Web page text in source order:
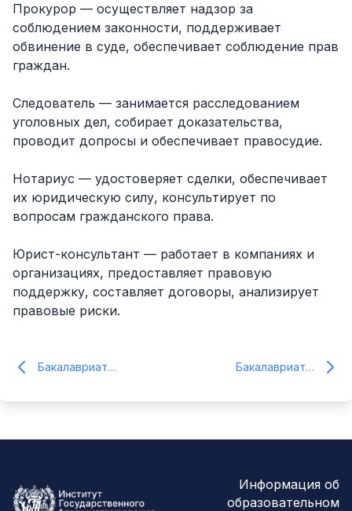
Прокурор — осуществляет надзор за
соблюдением законности, поддерживает
обвинение в суде, обеспечивает соблюдение прав
граждан.
Следователь — занимается расследованием
уголовных дел, собирает доказательства,
проводит допросы и обеспечивает правосудие.
Нотариус — удостоверяет сделки, обеспечивает
их юридическую силу, консультирует по
вопросам гражданского права.
Юрист-консультант — работает в компаниях и
организациях, предоставляет правовую
поддержку, составляет договоры, анализирует
правовые риски.
Бакалавриат ( Специа... Бакалавриат ( Педаго...
Информация об
образовательном